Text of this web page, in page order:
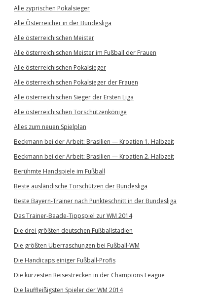
Alle zyprischen Pokalsieger
Alle Österreicher in der Bundesliga
Alle österreichischen Meister
Alle österreichischen Meister im Fußball der Frauen
Alle österreichischen Pokalsieger
Alle österreichischen Pokalsieger der Frauen
Alle österreichischen Sieger der Ersten Liga
Alle österreichischen Torschützenkönige
Alles zum neuen Spielplan
Beckmann bei der Arbeit: Brasilien — Kroatien 1. Halbzeit
Beckmann bei der Arbeit: Brasilien — Kroatien 2. Halbzeit
Berühmte Handspiele im Fußball
Beste ausländische Torschützen der Bundesliga
Beste Bayern-Trainer nach Punkteschnitt in der Bundesliga
Das Trainer-Baade-Tippspiel zur WM 2014
Die drei größten deutschen Fußballstadien
Die größten Überraschungen bei Fußball-WM
Die Handicaps einiger Fußball-Profis
Die kürzesten Reisestrecken in der Champions League
Die lauffleißigsten Spieler der WM 2014